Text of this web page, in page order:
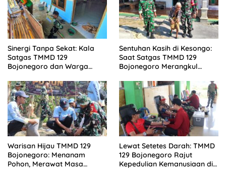
Sinergi Tanpa Sekat: Kala
Satgas TMMD 129
Bojonegoro dan Warga
Merajut Asa Ibu Jasmiati
Sentuhan Kasih di Kesongo:
Saat Satgas TMMD 129
Bojonegoro Merangkul
Rumah Baru Anak Tercinta
Warisan Hijau TMMD 129
Bojonegoro: Menanam
Pohon, Merawat Masa
Lewat Setetes Darah: TMMD
129 Bojonegoro Rajut
Kepedulian Kemanusiaan di